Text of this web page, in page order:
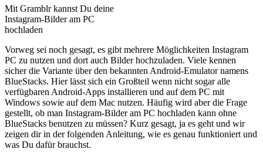
Mit Gramblr kannst Du deine
Instagram-Bilder am PC
hochladen
Vorweg sei noch gesagt, es gibt mehrere Möglichkeiten Instagram
PC zu nutzen und dort auch Bilder hochzuladen. Viele kennen
sicher die Variante über den bekannten Android-Emulator namens
BlueStacks. Hier lässt sich ein Großteil wenn nicht sogar alle
verfügbaren Android-Apps installieren und auf dem PC mit
Windows sowie auf dem Mac nutzen. Häufig wird aber die Frage
gestellt, ob man Instagram-Bilder am PC hochladen kann ohne
BlueStacks benutzen zu müssen? Kurz gesagt, ja es geht und wir
zeigen dir in der folgenden Anleitung, wie es genau funktioniert und
was Du dafür brauchst.